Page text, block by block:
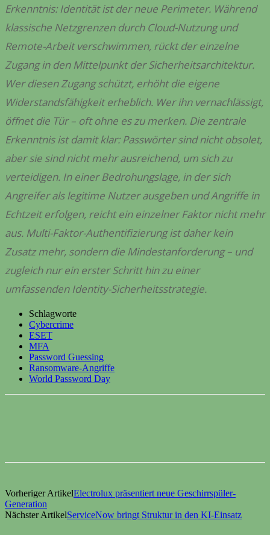
Erkenntnis: Identität ist der neue Perimeter. Während
klassische Netzgrenzen durch Cloud-Nutzung und
Remote-Arbeit verschwimmen, rückt der einzelne
Zugang in den Mittelpunkt der Sicherheitsarchitektur.
Wer diesen Zugang schützt, erhöht die eigene
Widerstandsfähigkeit erheblich. Wer ihn vernachlässigt,
öffnet die Tür – oft ohne es zu merken. Die zentrale
Erkenntnis ist damit klar: Passwörter sind nicht obsolet,
aber sie sind nicht mehr ausreichend, um sich zu
verteidigen. In einer Bedrohungslage, in der sich
Angreifer als legitime Nutzer ausgeben und Angriffe in
Echtzeit erfolgen, reicht ein einzelner Faktor nicht mehr
aus. Multi-Faktor-Authentifizierung ist daher kein
Zusatz mehr, sondern die Mindestanforderung – und
zugleich nur ein erster Schritt hin zu einer
umfassenden Identity-Sicherheitsstrategie.
Schlagworte
Cybercrime
ESET
MFA
Password Guessing
Ransomware-Angriffe
World Password Day
Vorheriger ArtikelElectrolux präsentiert neue Geschirrspüler-
Generation
Nächster ArtikelServiceNow bringt Struktur in den KI-Einsatz